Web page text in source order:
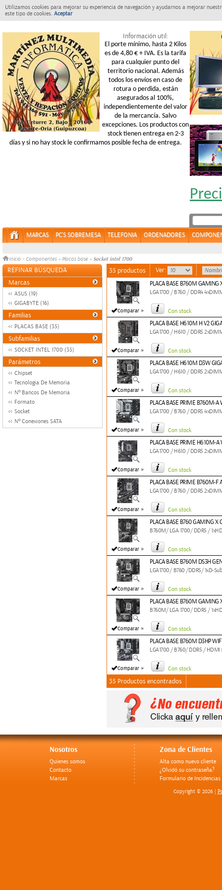
Utilizamos cookies para mejorar su experiencia de navegación y ayudarnos a mejorar
este tipo de cookies. Aceptar
Información util:
El porte mínimo, hasta 2 Kilos
es de 4,80 € + IVA. Es la tarifa
para cualquier punto del
territorio nacional. Además
todos los envíos en caso de
rotura o perdida, están
asegurados al 100%,
independientemente del valor
de la mercancía. Salvo
excepciones. Los productos con
stock tienen entrega en 2-3
días y si no hay stock le confirmamos posible fecha de entrega.
MARCAS PC'S SOBREMESA TELEFONIA ORDENADORES
Inicio > Componentes » Placas base » Socket intel 1700
REFINAR BÚSQUEDA
Marcas
ASUS (19)
GIGABYTE (16)
Familias
PLACAS BASE (35)
Subfamilias
SOCKET INTEL 1700 (35)
Parámetros
Chipset
Tecnologia De Memoria
Nº Bancos De Memoria
Formato
Socket
Nº Conexiones SATA
35 productos Ver:
Comparar »
PLACA BASE B760M GAMING
LGA1700 / B760 / DDR4
Con stock
Comparar »
PLACA BASE H610M H V2
LGA1700 / H610 / DDR5
Con stock
Comparar »
PLACA BASE H610M D3W
LGA1700 / H610 / DDR5
Con stock
Comparar »
PLACA BASE PRIME B760M-A
LGA1700 / B760 / DDR5
Con stock
Comparar »
PLACA BASE PRIME H610M-A
LGA1700 / H610 / DDR5
Con stock
Comparar »
PLACA BASE PRIME B760M-F
LGA1700 / B760 / DDR5
Con stock
Comparar »
PLACA BASE B760 GAMING X
B760M/ LGA 1700/ DDR5 /
Con stock
Comparar »
PLACA BASE B760M DS3H
LGA1700/ B760 /DDR5/ 1xD-
Con stock
Comparar »
PLACA BASE B760M GAMING
B760M/ LGA 1700/ DDR5 /
Con stock
Comparar »
PLACA BASE B760M D3HP
LGA1700 / B760/ DDR5 / HDMI
Con stock
35 Productos encontrados
Nosotros
Quienes somos
Contacto
Marcas
Zona de Clientes
Alta como nuevo cliente
¿Olvidó su contraseña?
Formulario de Incidencias
Copyright © 2026 |